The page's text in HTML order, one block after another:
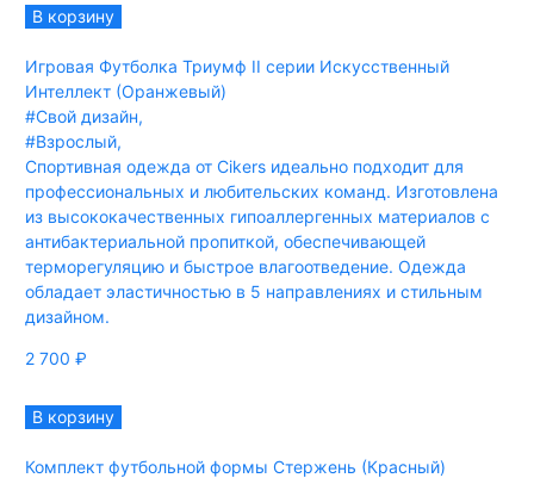
В корзину
Игровая Футболка Триумф II серии Искусственный
Интеллект (Оранжевый)
#Свой дизайн,
#Взрослый,
Спортивная одежда от Cikers идеально подходит для
профессиональных и любительских команд. Изготовлена
из высококачественных гипоаллергенных материалов с
антибактериальной пропиткой, обеспечивающей
терморегуляцию и быстрое влагоотведение. Одежда
обладает эластичностью в 5 направлениях и стильным
дизайном.
2 700 ₽
В корзину
Комплект футбольной формы Стержень (Красный)